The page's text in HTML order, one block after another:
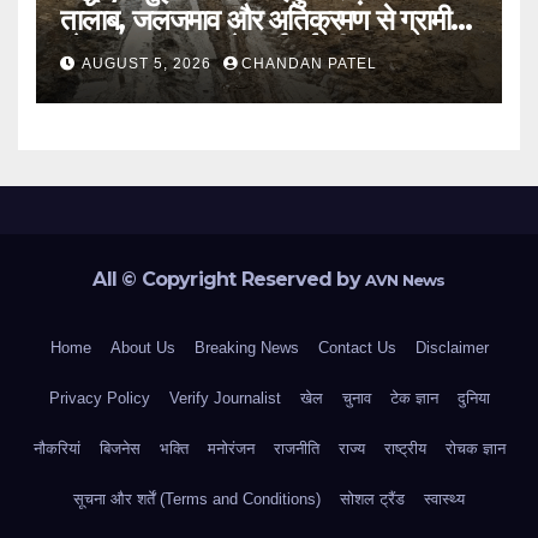
तालाब, जलजमाव और अतिक्रमण से ग्रामीण
परेशान, प्रशासन से कार्रवाई की मांग
AUGUST 5, 2026 CHANDAN PATEL
All © Copyright Reserved byAVN News
Home About Us Breaking News Contact Us Disclaimer
Privacy Policy Verify Journalist खेल चुनाव टेक ज्ञान दुनिया
नौकरियां बिजनेस भक्ति मनोरंजन राजनीति राज्य राष्ट्रीय रोचक ज्ञान
सूचना और शर्तें (Terms and Conditions) सोशल ट्रैंड स्वास्थ्य